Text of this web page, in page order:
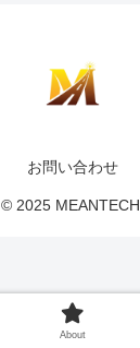
お問い合わせ
© 2025 MEANTECH.
About